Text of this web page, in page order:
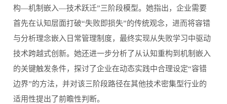
构—机制嵌入—技术跃迁”三阶段模型。她指出，企业需要
首先在认知层面打破“失败即损失”的传统观念，进而将容错
与分析理念嵌入日常管理制度，最终实现从失败学习中驱动
技术跨越式创新。她还进一步分析了从认知重构到机制嵌入
的关键触发条件，探讨了企业在动态实践中合理设定“容错
边界”的方法，并对该三阶段路径在其他技术密集型行业的
适用性提出了前瞻性判断。